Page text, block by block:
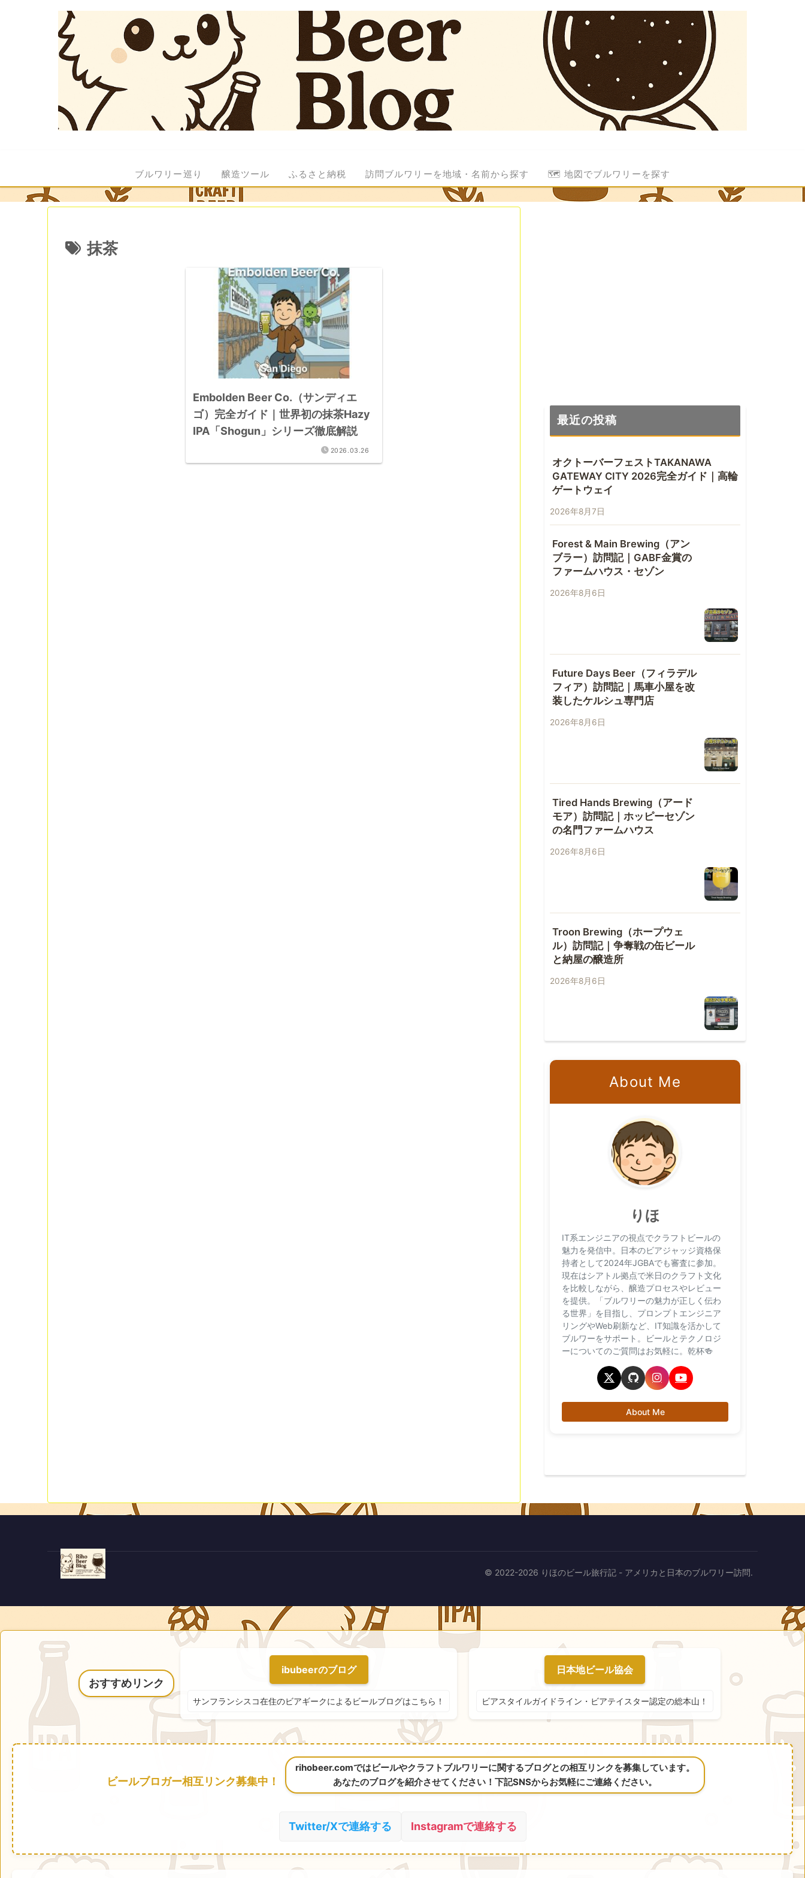
ブルワリー巡り 醸造ツール ふるさと納税 訪問ブルワリーを地域・名前から探す 🗺️ 地図でブルワリーを探す
抹茶
Embolden Beer Co.（サンディエ
ゴ）完全ガイド｜世界初の抹茶Hazy
IPA「Shogun」シリーズ徹底解説
2026.03.26
最近の投稿
オクトーバーフェストTAKANAWA
GATEWAY CITY 2026完全ガイド｜高輪
ゲートウェイ
2026年8月7日
Forest & Main Brewing（アン
ブラー）訪問記｜GABF金賞の
ファームハウス・セゾン
2026年8月6日
Future Days Beer（フィラデル
フィア）訪問記｜馬車小屋を改
装したケルシュ専門店
2026年8月6日
Tired Hands Brewing（アード
モア）訪問記｜ホッピーセゾン
の名門ファームハウス
2026年8月6日
Troon Brewing（ホープウェ
ル）訪問記｜争奪戦の缶ビール
と納屋の醸造所
2026年8月6日
About Me
りほ
IT系エンジニアの視点でクラフトビールの
魅力を発信中。日本のビアジャッジ資格保
持者として2024年JGBAでも審査に参加。
現在はシアトル拠点で米日のクラフト文化
を比較しながら、醸造プロセスやレビュー
を提供。「ブルワリーの魅力が正しく伝わ
る世界」を目指し、プロンプトエンジニア
リングやWeb刷新など、IT知識を活かして
ブルワーをサポート。ビールとテクノロジ
ーについてのご質問はお気軽に。乾杯🍻
About Me
© 2022-2026 りほのビール旅行記 - アメリカと日本のブルワリー訪問.
おすすめリンク
ibubeerのブログ
サンフランシスコ在住のビアギークによるビールブログはこちら！
日本地ビール協会
ビアスタイルガイドライン・ビアテイスター認定の総本山！
ビールブロガー相互リンク募集中！
rihobeer.comではビールやクラフトブルワリーに関するブログとの相互リンクを募集しています。
あなたのブログを紹介させてください！下記SNSからお気軽にご連絡ください。
Twitter/Xで連絡する Instagramで連絡する